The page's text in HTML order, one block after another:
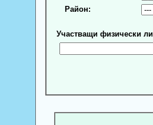
Район:
Участващи физически